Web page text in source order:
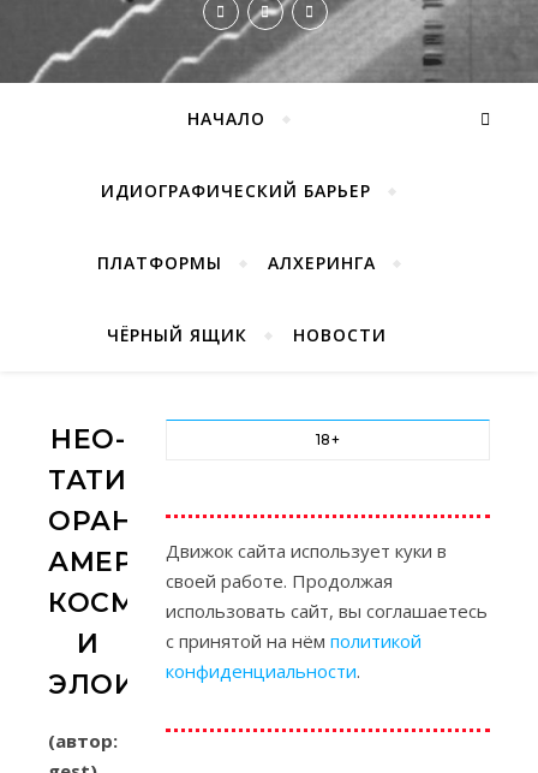
НАЧАЛО
ИДИОГРАФИЧЕСКИЙ БАРЬЕР
ПЛАТФОРМЫ АЛХЕРИНГА
ЧЁРНЫЙ ЯЩИК НОВОСТИ
НЕО-
ТАТИБЫ.
ОРАНЖЕВЫЕ:
АМЕРИКАНСКАЯ
КОСМООПЕРА
И
ЭЛОИ
(автор:
18+
Движок сайта использует куки в
своей работе. Продолжая
использовать сайт, вы соглашаетесь
с принятой на нём политикой
конфиденциальности.